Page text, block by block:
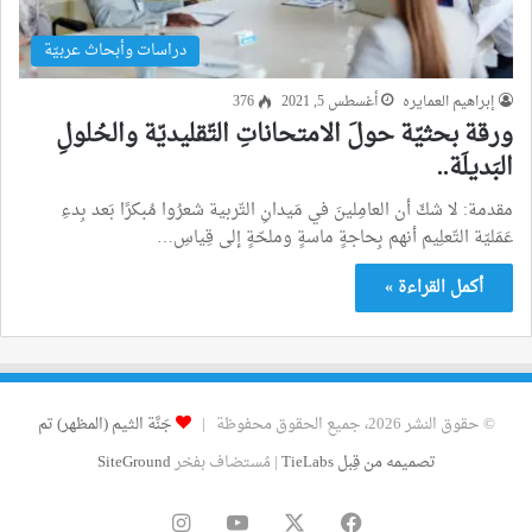
دراسات وأبحاث عربيّة
إبراهيم العمايره أغسطس 5, 2021 376
ورقة بحثيّة حولَ الامتحاناتِ التّقليديّة والحُلولِ
البَديلَة..
مقدمة: لا شكّ أن العامِلينَ في مَيدانِ التّربية شعرُوا مُبكرًا بَعد بِدءِ
عَمَليّة التّعلِيم أنهم بِحاجةٍ ماسةٍ وملحّةٍ إلى قِياسِ…
أكمل القراءة »
© حقوق النشر 2026، جميع الحقوق محفوظة |
جَنَّة الثيم (المظهر) تم
تصميمه من قِبل TieLabs
| مُستضاف بفخرSiteGround
فيسبوك ‫YouTube